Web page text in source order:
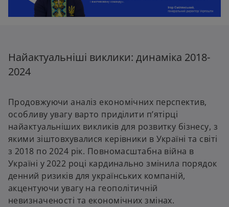
Найактуальніші виклики: динаміка 2018-
2024
Продовжуючи аналіз економічних перспектив,
особливу увагу варто приділити п’ятірці
найактуальніших викликів для розвитку бізнесу, з
якими зіштовхувалися керівники в Україні та світі
з 2018 по 2024 рік. Повномасштабна війна в
Україні у 2022 році кардинально змінила порядок
денний ризиків для українських компаній,
акцентуючи увагу на геополітичній
невизначеності та економічних змінах.